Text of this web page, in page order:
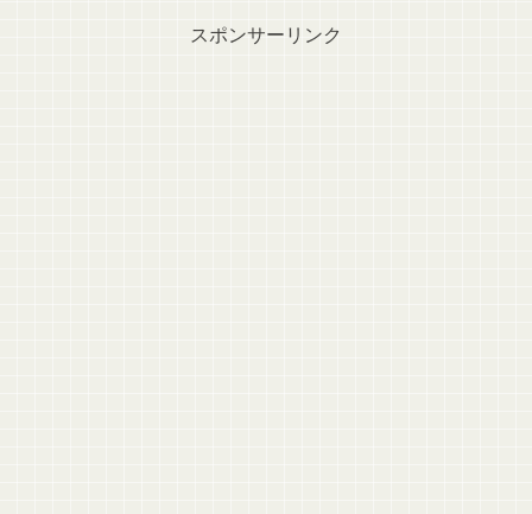
スポンサーリンク